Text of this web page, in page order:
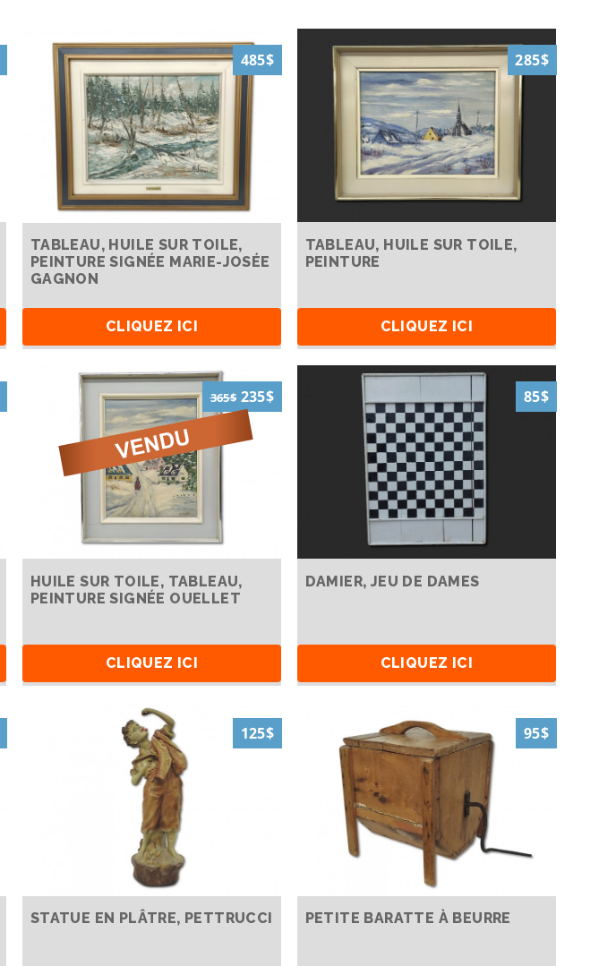
485$
TABLEAU, HUILE SUR TOILE,
PEINTURE SIGNÉE MARIE-JOSÉE
GAGNON
CLIQUEZ ICI
285$
TABLEAU, HUILE SUR TOILE,
PEINTURE
CLIQUEZ ICI
365$235$
HUILE SUR TOILE, TABLEAU,
PEINTURE SIGNÉE OUELLET
CLIQUEZ ICI
85$
DAMIER, JEU DE DAMES
CLIQUEZ ICI
125$
STATUE EN PLÂTRE, PETTRUCCI
95$
PETITE BARATTE À BEURRE